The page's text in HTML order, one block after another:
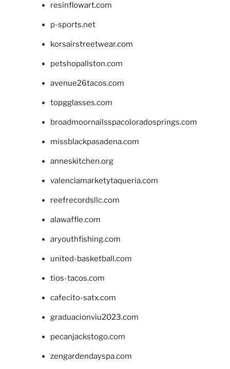
resinflowart.com
p-sports.net
korsairstreetwear.com
petshopallston.com
avenue26tacos.com
topgglasses.com
broadmoornailsspacoloradosprings.com
missblackpasadena.com
anneskitchen.org
valenciamarketytaqueria.com
reefrecordsllc.com
alawaffle.com
aryouthfishing.com
united-basketball.com
tios-tacos.com
cafecito-satx.com
graduacionviu2023.com
pecanjackstogo.com
zengardendayspa.com